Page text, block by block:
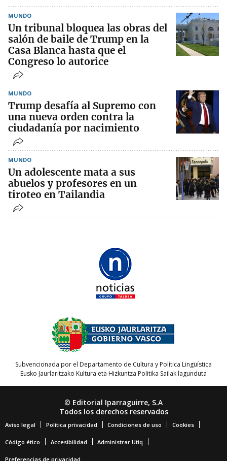
MUNDO
Un tribunal bloquea las obras del
salón de baile de Trump en la
Casa Blanca hasta que el
Congreso lo autorice
MUNDO
Trump desafía al Supremo con
una nueva orden contra la
ciudadanía por nacimiento
MUNDO
Un adolescente mata a sus
abuelos y profesores en un
tiroteo en Tailandia
Subvencionada por el Departamento de Cultura y Política Lingüística
Eusko Jaurlaritzako Kultura eta Hizkuntza Politika Sailak lagunduta
© Editorial Iparraguirre, S.A
Todos los derechos reservados
Aviso legal Política privacidad Condiciones de uso Cookies
Código ético Accesibilidad Administrar Utiq
Preferencias de privacidad